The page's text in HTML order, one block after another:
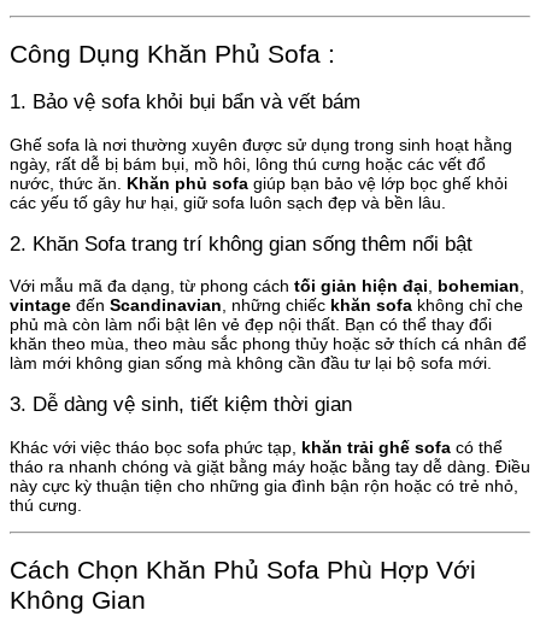
Công Dụng Khăn Phủ Sofa :
1. Bảo vệ sofa khỏi bụi bẩn và vết bám
Ghế sofa là nơi thường xuyên được sử dụng trong sinh hoạt hằng
ngày, rất dễ bị bám bụi, mồ hôi, lông thú cưng hoặc các vết đổ
nước, thức ăn. Khăn phủ sofa giúp bạn bảo vệ lớp bọc ghế khỏi
các yếu tố gây hư hại, giữ sofa luôn sạch đẹp và bền lâu.
2. Khăn Sofa trang trí không gian sống thêm nổi bật
Với mẫu mã đa dạng, từ phong cách tối giản hiện đại, bohemian,
vintage đến Scandinavian, những chiếc khăn sofa không chỉ che
phủ mà còn làm nổi bật lên vẻ đẹp nội thất. Bạn có thể thay đổi
khăn theo mùa, theo màu sắc phong thủy hoặc sở thích cá nhân để
làm mới không gian sống mà không cần đầu tư lại bộ sofa mới.
3. Dễ dàng vệ sinh, tiết kiệm thời gian
Khác với việc tháo bọc sofa phức tạp, khăn trải ghế sofa có thể
tháo ra nhanh chóng và giặt bằng máy hoặc bằng tay dễ dàng. Điều
này cực kỳ thuận tiện cho những gia đình bận rộn hoặc có trẻ nhỏ,
thú cưng.
Cách Chọn Khăn Phủ Sofa Phù Hợp Với
Không Gian